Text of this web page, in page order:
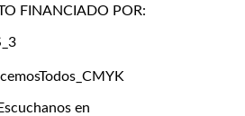
FINANCIADO POR:
Escuchanos en